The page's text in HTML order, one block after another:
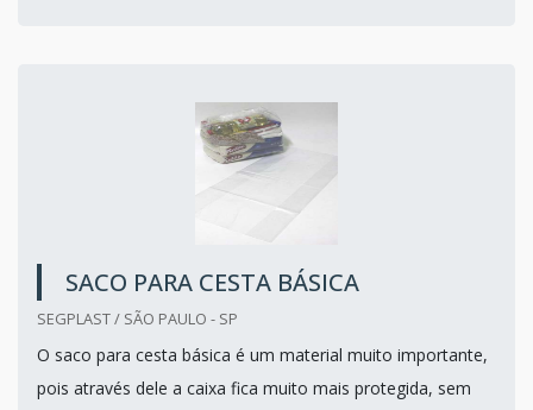
SACO PARA CESTA BÁSICA
SEGPLAST / SÃO PAULO - SP
O saco para cesta básica é um material muito importante,
pois através dele a caixa fica muito mais protegida, sem